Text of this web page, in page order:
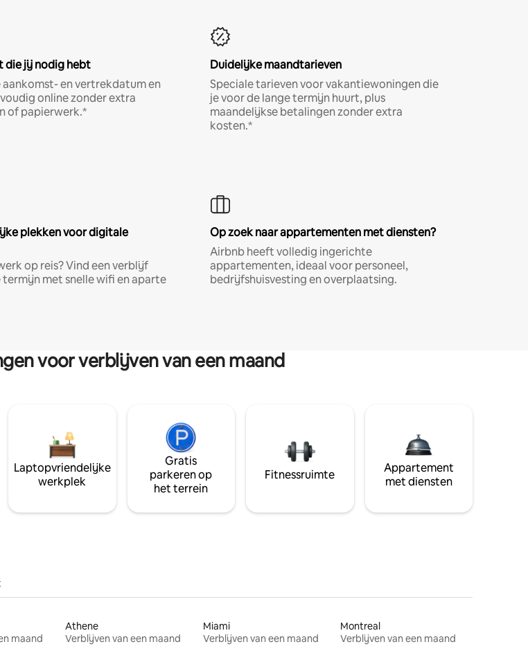
die jij nodig hebt
aankomst- en vertrekdatum en
online zonder extra
of papierwerk.*
Duidelijke maandtarieven
Speciale tarieven voor vakantiewoningen die
je voor de lange termijn huurt, plus
maandelijkse betalingen zonder extra
kosten.*
plekken voor digitale
op reis? Vind een verblijf
termijn met snelle wifi en aparte
Op zoek naar appartementen met diensten?
Airbnb heeft volledig ingerichte
appartementen, ideaal voor personeel,
bedrijfshuisvesting en overplaatsing.
voor verblijven van een maand
Laptopvriendelijke
werkplek
Gratis
parkeren op
het terrein
Fitnessruimte
Appartement
met diensten
maand
Athene
Verblijven van een maand
Miami
Verblijven van een maand
Montreal
Verblijven van een maand